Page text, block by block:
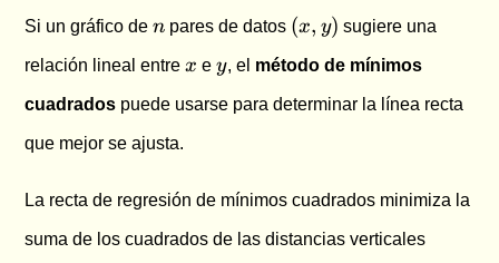
Si un gráfico den
n pares de datos (x,
y)
(x, y) sugiere una
relación lineal entrex
x ey
y, el método de mínimos
cuadrados puede usarse para determinar la línea recta
que mejor se ajusta.
La recta de regresión de mínimos cuadrados minimiza la
suma de los cuadrados de las distancias verticales